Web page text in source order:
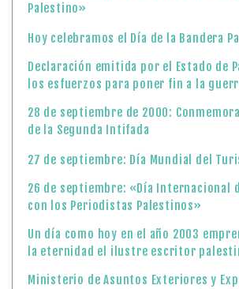
Palestino»
Hoy celebramos el Día de la Bandera
Declaración emitida por el Estado de
los esfuerzos para poner fin a la
28 de septiembre de 2000:
de la Segunda Intifada
27 de septiembre: Día Mundial del
26 de septiembre: «Día Internacional
con los Periodistas Palestinos»
Un día como hoy en el año 2003
la eternidad el ilustre escritor
Ministerio de Asuntos Exteriores y